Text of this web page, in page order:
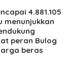
4.881.105
menunjukkan
peran Bulog
beras